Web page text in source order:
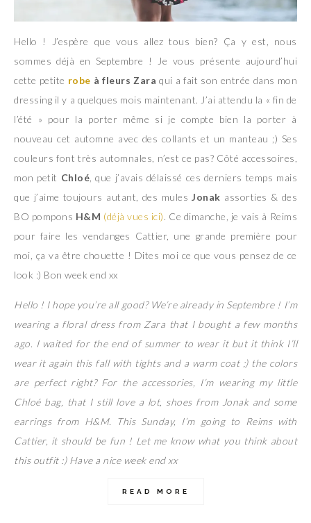
Hello ! J’espère que vous allez tous bien? Ça y est, nous
sommes déjà en Septembre ! Je vous présente aujourd’hui
cette petite robe à fleurs Zara qui a fait son entrée dans mon
dressing il y a quelques mois maintenant. J’ai attendu la « fin de
l’été » pour la porter même si je compte bien la porter à
nouveau cet automne avec des collants et un manteau ;) Ses
couleurs font très automnales, n’est ce pas? Côté accessoires,
mon petit Chloé , que j’avais délaissé ces derniers temps mais
que j’aime toujours autant, des mulesJonak assorties & des
BO pompons H&M (déjà vues ici). Ce dimanche, je vais à Reims
pour faire les vendanges Cattier, une grande première pour
moi, ça va être chouette ! Dites moi ce que vous pensez de ce
look :) Bon week end xx
Hello ! I hope you’re all good? We’re already in Septembre ! I’m
wearing a floral dress from Zara that I bought a few months
ago. I waited for the end of summer to wear it but it think I’ll
wear it again this fall with tights and a warm coat ;) the colors
are perfect right? For the accessories, I’m wearing my little
Chloé bag, that I still love a lot, shoes from Jonak and some
earrings from H&M. This Sunday, I’m going to Reims with
Cattier, it should be fun ! Let me know what you think about
this outfit :) Have a nice week end xx
READ MORE